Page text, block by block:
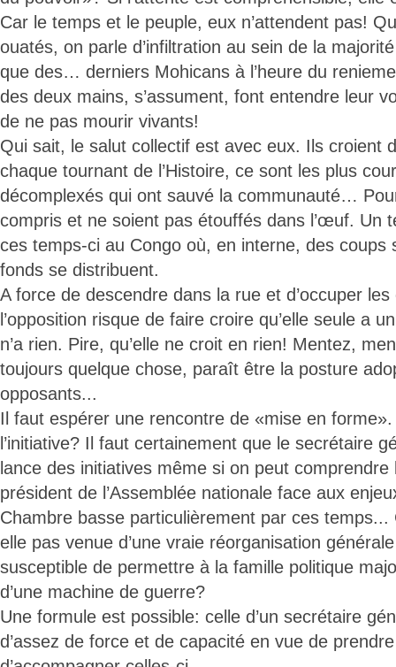
Car le temps et le peuple, eux n’attendent pas!
ouatés, on parle d’infiltration au sein de la
que des… derniers Mohicans à l’heure du
des deux mains, s’assument, font entendre leur
de ne pas mourir vivants!
Qui sait, le salut collectif est avec eux. Ils croient
chaque tournant de l’Histoire, ce sont les plus
décomplexés qui ont sauvé la communauté…
compris et ne soient pas étouffés dans l’œuf. Un
ces temps-ci au Congo où, en interne, des coups
fonds se distribuent.
A force de descendre dans la rue et d’occuper
l’opposition risque de faire croire qu’elle seule a
n’a rien. Pire, qu’elle ne croit en rien! Mentez,
toujours quelque chose, paraît être la posture
opposants...
Il faut espérer une rencontre de «mise en
l’initiative? Il faut certainement que le secrétaire
lance des initiatives même si on peut comprendre
président de l’Assemblée nationale face aux
Chambre basse particulièrement par ces temps...
elle pas venue d’une vraie réorganisation générale
susceptible de permettre à la famille politique
d’une machine de guerre?
Une formule est possible: celle d’un secrétaire
d’assez de force et de capacité en vue de